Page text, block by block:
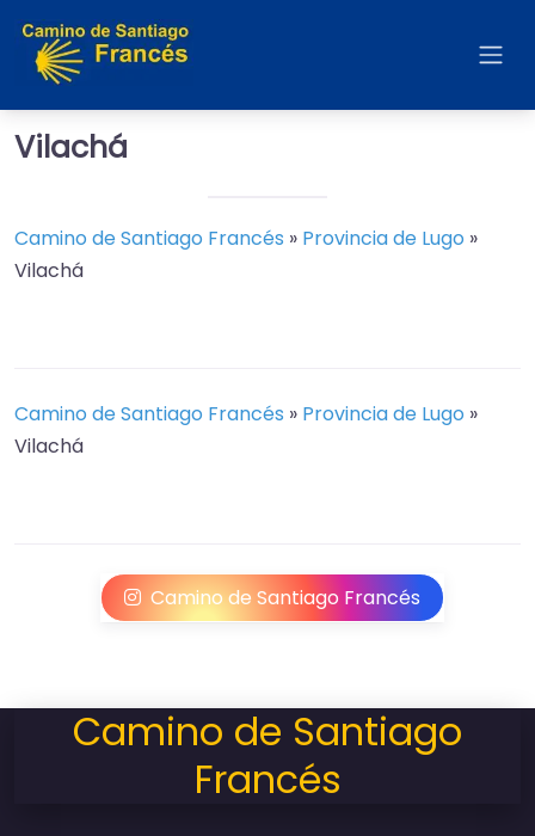
Vilachá
Camino de Santiago Francés » Provincia de Lugo »
Vilachá
Camino de Santiago Francés » Provincia de Lugo »
Vilachá
Camino de Santiago Francés
Camino de Santiago
Francés